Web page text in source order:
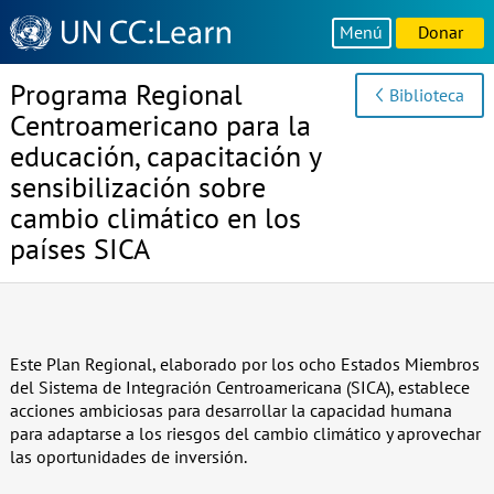
Knowledge
Sharing
Platform
Menú Donar
Programa Regional
Centroamericano para la
educación, capacitación y
sensibilización sobre
cambio climático en los
países SICA
Biblioteca
Este Plan Regional, elaborado por los ocho Estados Miembros
del Sistema de Integración Centroamericana (SICA), establece
acciones ambiciosas para desarrollar la capacidad humana
para adaptarse a los riesgos del cambio climático y aprovechar
las oportunidades de inversión.